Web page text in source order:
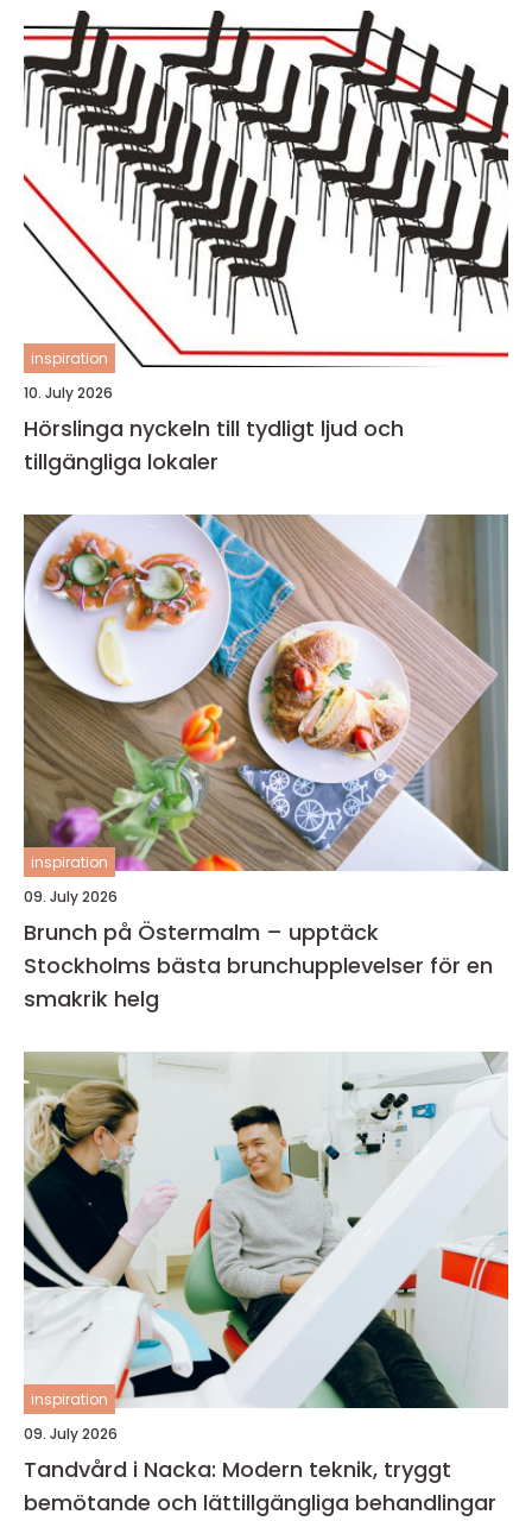
inspiration
10. July 2026
Hörslinga nyckeln till tydligt ljud och
tillgängliga lokaler
inspiration
09. July 2026
Brunch på Östermalm – upptäck
Stockholms bästa brunchupplevelser för en
smakrik helg
inspiration
09. July 2026
Tandvård i Nacka: Modern teknik, tryggt
bemötande och lättillgängliga behandlingar